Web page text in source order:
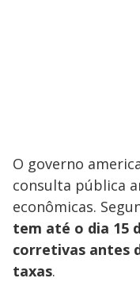
O governo
consulta pública
econômicas.
tem até o dia 15
corretivas antes
taxas.